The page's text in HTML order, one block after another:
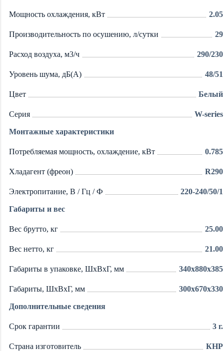
Мощность охлаждения, кВт 2.05
Производительность по осушению, л/сутки 29
Расход воздуха, м3/ч 290/230
Уровень шума, дБ(А) 48/51
Цвет Белый
Серия W-series
Монтажные характеристики
Потребляемая мощность, охлаждение, кВт 0.785
Хладагент (фреон) R290
Электропитание, В / Гц / Ф 220-240/50/1
Габариты и вес
Вес брутто, кг 25.00
Вес нетто, кг 21.00
Габариты в упаковке, ШxВxГ, мм 340x880x385
Габариты, ШxВxГ, мм 300x670x330
Дополнительные сведения
Срок гарантии 3 г.
Страна изготовитель КНР